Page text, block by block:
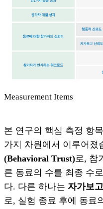
Measurement Items
본 연구의 핵심 측정 항
가지 차원에서 이루어졌
(Behavioral Trust)로, 참
른 동료의 수를 최종 수
다. 다른 하나는 자가보
로, 실험 종료 후에 동료